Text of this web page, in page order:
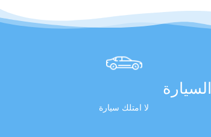
السيارة
لا امتلك سيارة